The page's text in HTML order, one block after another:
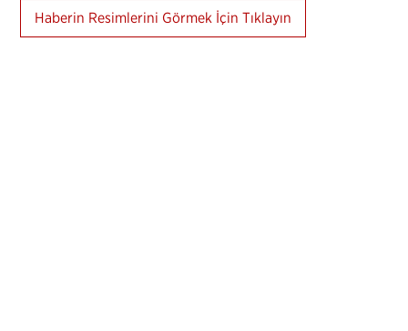
Haberin Resimlerini Görmek İçin Tıklayın